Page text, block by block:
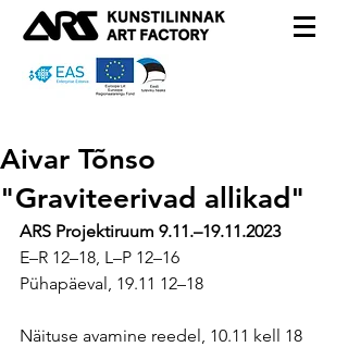
Aivar Tõnso
"Graviteerivad allikad"
ARS Projektiruum 9.11.–19.11.2023
E–R 12–18, L–P 12–16
Pühapäeval, 19.11 12–18
Näituse avamine reedel, 10.11 kell 18